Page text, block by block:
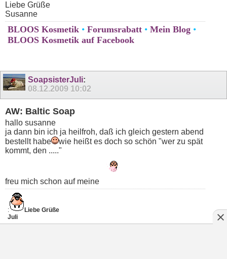
Liebe Grüße
Susanne
BLOOS Kosmetik • Forumsrabatt • Mein Blog •
BLOOS Kosmetik auf Facebook
SoapsisterJuli:
08.12.2009 10:02
AW: Baltic Soap
hallo susanne
ja dann bin ich ja heilfroh, daß ich gleich gestern abend
bestellt habe
wie heißt es doch so schön "wer zu spät
kommt, den ....."
freu mich schon auf meine
:
Liebe Grüße
Juli